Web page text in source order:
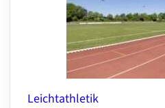
Leichtathletik